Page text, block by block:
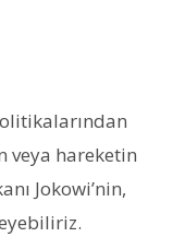
veya hareketin
Jokowi’nin,